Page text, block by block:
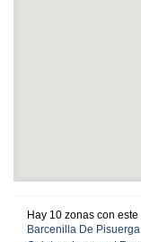
Hay 10 zonas con
Barcenilla De